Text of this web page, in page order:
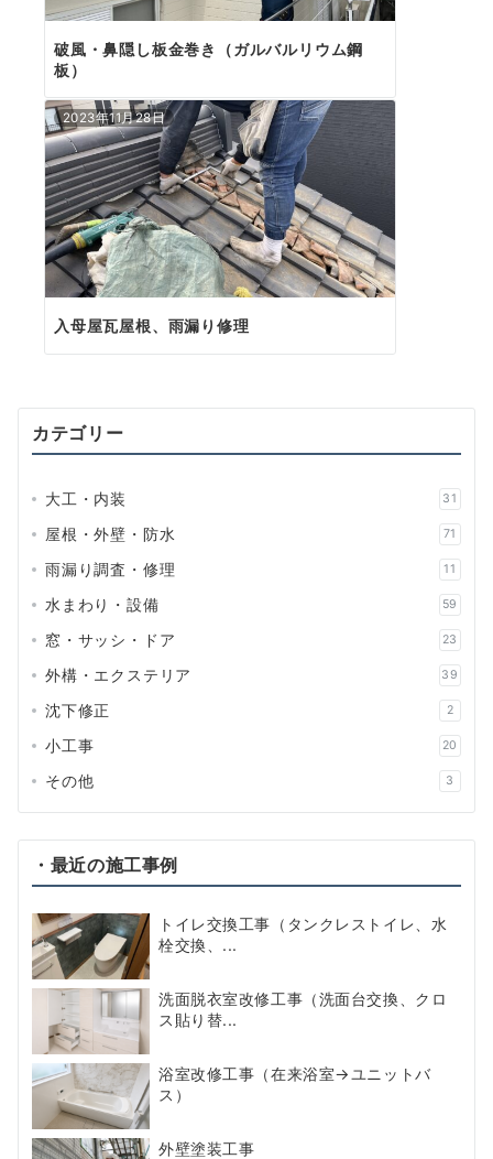
破風・鼻隠し板金巻き（ガルバルリウム鋼
板）
2023年11月28日
入母屋瓦屋根、雨漏り修理
カテゴリー
大工・内装 31
屋根・外壁・防水 71
雨漏り調査・修理 11
水まわり・設備 59
窓・サッシ・ドア 23
外構・エクステリア 39
沈下修正 2
小工事 20
その他 3
・最近の施工事例
トイレ交換工事（タンクレストイレ、水
栓交換、...
洗面脱衣室改修工事（洗面台交換、クロ
ス貼り替...
浴室改修工事（在来浴室→ユニットバ
ス）
外壁塗装工事